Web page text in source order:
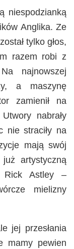
niespodzianką
Anglika. Ze
tylko głos,
razem robi z
najnowszej
a maszynę
zamienił na
nabrały
nie straciły na
mają swój
artystyczną
Rick Astley –
mielizny
jej przesłania
mamy pewien